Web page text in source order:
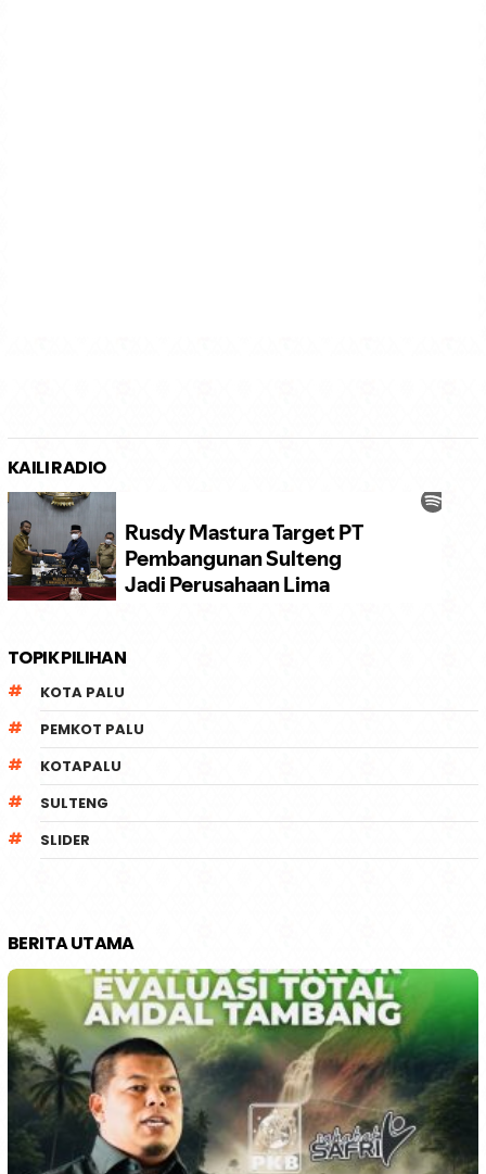
KAILI RADIO
TOPIK PILIHAN
KOTA PALU
PEMKOT PALU
KOTAPALU
SULTENG
SLIDER
BERITA UTAMA